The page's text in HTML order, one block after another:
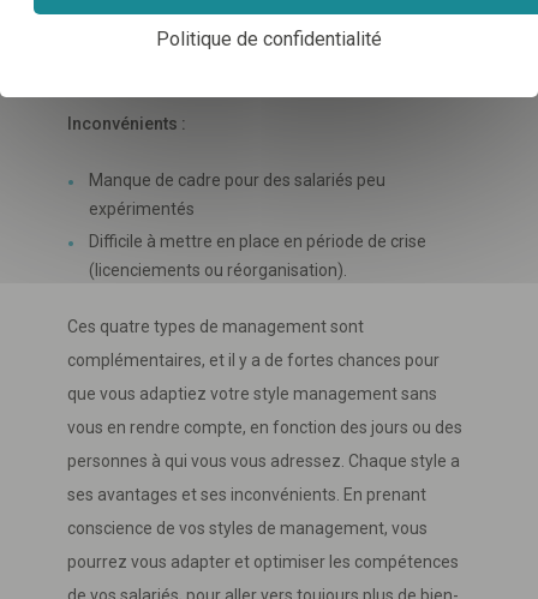
Motiver les salariés, les responsabiliser et
Inconvénients :
Manque de cadre pour des salariés peu
expérimentés
Difficile à mettre en place en période de crise
(licenciements ou réorganisation).
Ces quatre types de management sont
complémentaires, et il y a de fortes chances pour
que vous adaptiez votre style management sans
vous en rendre compte, en fonction des jours ou des
personnes à qui vous vous adressez. Chaque style a
ses avantages et ses inconvénients. En prenant
conscience de vos styles de management, vous
pourrez vous adapter et optimiser les compétences
Politique de confidentialité